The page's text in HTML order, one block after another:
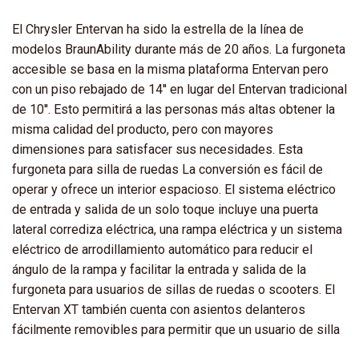
El Chrysler Entervan ha sido la estrella de la línea de
modelos BraunAbility durante más de 20 años. La furgoneta
accesible se basa en la misma plataforma Entervan pero
con un piso rebajado de 14'' en lugar del Entervan tradicional
de 10''. Esto permitirá a las personas más altas obtener la
misma calidad del producto, pero con mayores
dimensiones para satisfacer sus necesidades. Esta
furgoneta para silla de ruedas La conversión es fácil de
operar y ofrece un interior espacioso. El sistema eléctrico
de entrada y salida de un solo toque incluye una puerta
lateral corrediza eléctrica, una rampa eléctrica y un sistema
eléctrico de arrodillamiento automático para reducir el
ángulo de la rampa y facilitar la entrada y salida de la
furgoneta para usuarios de sillas de ruedas o scooters. El
Entervan XT también cuenta con asientos delanteros
fácilmente removibles para permitir que un usuario de silla